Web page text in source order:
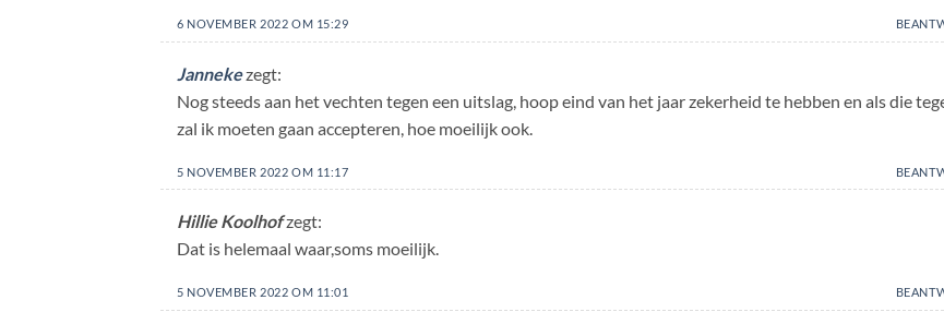
6 NOVEMBER 2022 OM 15:29
Jannekezegt:
Nog steeds aan het vechten tegen een uitslag, hoop eind van het jaar zekerheid te hebben en als die
zal ik moeten gaan accepteren, hoe moeilijk ook.
5 NOVEMBER 2022 OM 11:17
Hillie Koolhofzegt:
Dat is helemaal waar,soms moeilijk.
5 NOVEMBER 2022 OM 11:01